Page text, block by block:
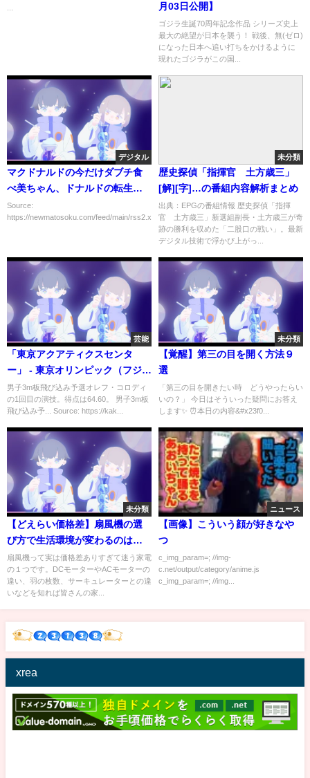
月03日公開】
ゴジラ生誕70周年記念作品 シリーズ史上
最大の絶望が日本を襲う！ 戦後、無(ゼロ)
になった日本へ追い打ちをかけるように
現れたゴジラがこの国...
デジタル
マクドナルドの今だけダブチ食
べ美ちゃん、ドナルドの転生体
だとみんな気づいてしまう
Source:
https://newmatosoku.com/feed/main/rss2.xml...
未分類
歴史探偵「指揮官 土方歳三」
[解][字]…の番組内容解析まとめ
出典：EPGの番組情報 歴史探偵「指揮
官 土方歳三」新選組副長・土方歳三が奇
跡の勝利を収めた「二股口の戦い」。最新
デジタル技術で浮かび上がっ...
芸能
「東京アクアティクスセンタ
ー」 - 東京オリンピック（フジテ
レビ）
男子3m板飛び込み予選オレフ・コロディ
の1回目の演技。得点は64.60。 男子3m板
飛び込み予... Source: https://kak...
未分類
【覚醒】第三の目を開く方法９
選
「第三の目を開きたい時 どうやったらい
いの？」 今日はそういった疑問にお答え
します✨ ⏰本日の内容&#x23f0...
未分類
【どえらい価格差】扇風機の選
び方で生活環境が変わるのは大
袈裟？
扇風機って実は価格差ありすぎて迷う家電
の１つです。DCモーターやACモーターの
違い、羽の枚数、サーキュレーターとの違
いなどを知れば皆さんの家...
ニュース
【画像】こういう顔が好きなや
つ
c_img_param=; //img-
c.net/output/category/anime.js
c_img_param=; //img...
xrea